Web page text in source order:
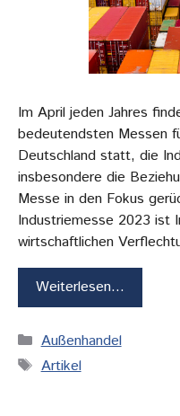
Im April jeden Jahres
bedeutendsten Messen
Deutschland statt, die
insbesondere die
Messe in den Fokus
Industriemesse 2023 ist
wirtschaftlichen
Weiterlesen…
Kategorien
Außenhandel
Schlagwörter
Artikel